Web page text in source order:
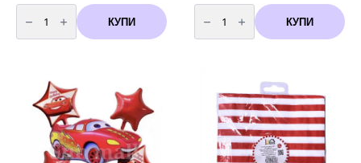
количество
за
Балон
Спайдърмен
тежест
КУПИ
количество
за
Прибори
за
броя
КУПИ